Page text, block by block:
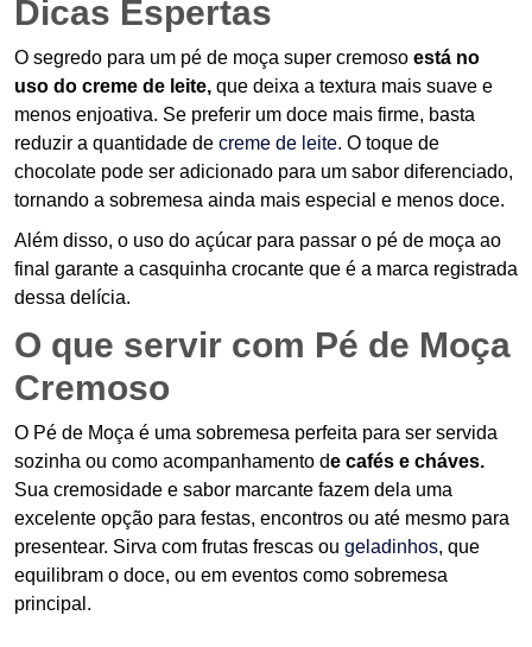
Dicas Espertas
O segredo para um pé de moça super cremoso está no
uso do creme de leite, que deixa a textura mais suave e
menos enjoativa. Se preferir um doce mais firme, basta
reduzir a quantidade de creme de leite. O toque de
chocolate pode ser adicionado para um sabor diferenciado,
tornando a sobremesa ainda mais especial e menos doce.
Além disso, o uso do açúcar para passar o pé de moça ao
final garante a casquinha crocante que é a marca registrada
dessa delícia.
O que servir com Pé de Moça
Cremoso
O Pé de Moça é uma sobremesa perfeita para ser servida
sozinha ou como acompanhamento de cafés e cháves.
Sua cremosidade e sabor marcante fazem dela uma
excelente opção para festas, encontros ou até mesmo para
presentear. Sirva com frutas frescas ou geladinhos, que
equilibram o doce, ou em eventos como sobremesa
principal.